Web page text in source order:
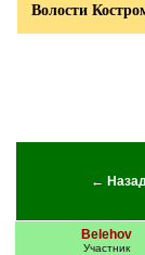
Волости
←
Belehov
Участник